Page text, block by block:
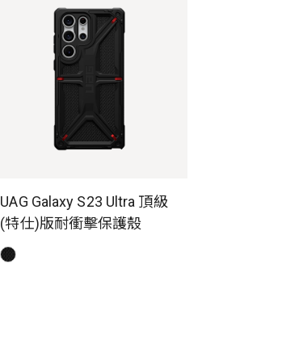
UAG Galaxy S23 Ultra 頂級
(特仕)版耐衝擊保護殼